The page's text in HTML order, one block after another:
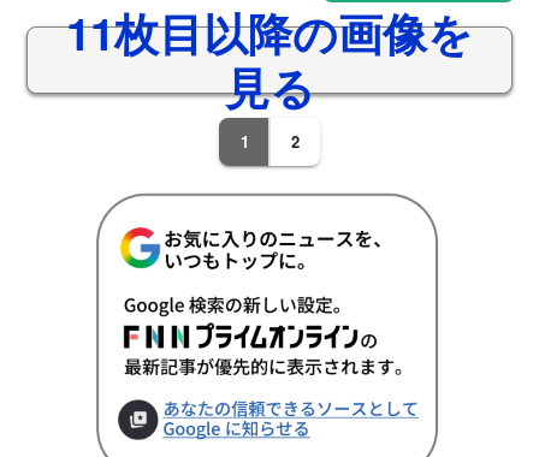
11枚目以降の画像を
見る
1 2